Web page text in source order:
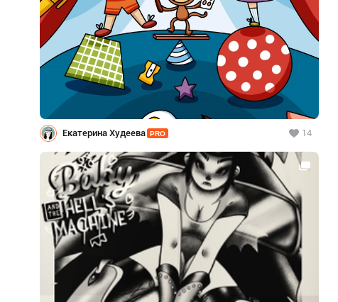
Екатерина Худеева PRO 14